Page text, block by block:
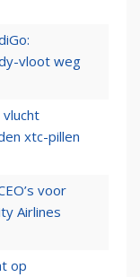
vloot weg
vlucht
xtc-pillen
voor
Airlines
op